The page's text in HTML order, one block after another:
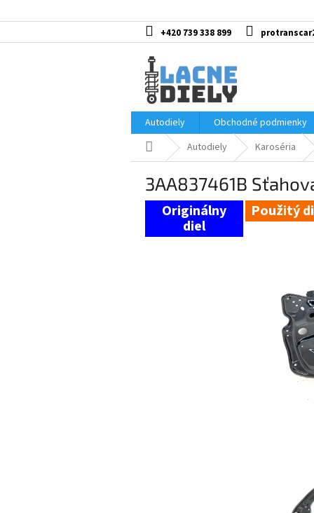
na
+420 739 338 899
Autodiely
Obchodné podmienky
DomovAutodiely Karoséria
3AA837461B
Použitý